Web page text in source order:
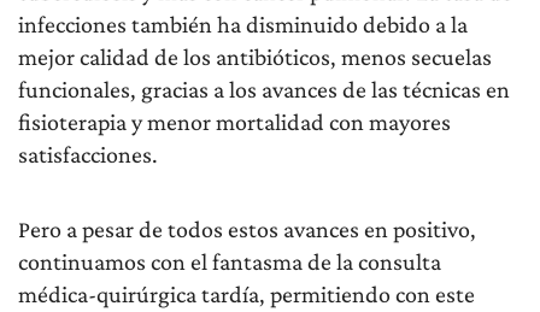
infecciones también ha disminuido debido a la
mejor calidad de los antibióticos, menos secuelas
funcionales, gracias a los avances de las técnicas en
fisioterapia y menor mortalidad con mayores
satisfacciones.
Pero a pesar de todos estos avances en positivo,
continuamos con el fantasma de la consulta
médica-quirúrgica tardía, permitiendo con este